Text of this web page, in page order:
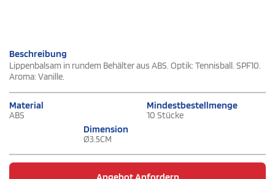
Beschreibung
Lippenbalsam in rundem Behälter aus ABS. Optik: Tennisball. SPF10.
Aroma: Vanille.
Material
ABS
Mindestbestellmenge
10 Stücke
Dimension
Ø3.5CM